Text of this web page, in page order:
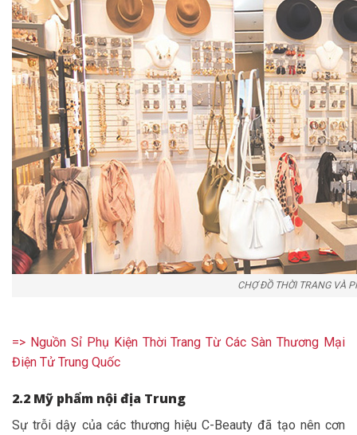
CHỢ ĐỒ THỜI TRANG VÀ
=> Nguồn Sỉ Phụ Kiện Thời Trang Từ Các Sàn Thương Mại
Điện Tử Trung Quốc
2.2 Mỹ phẩm nội địa Trung
Sự trỗi dậy của các thương hiệu C-Beauty đã tạo nên cơn